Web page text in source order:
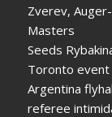
Zverev,
Masters
Seeds
Toronto event
Argentina
referee